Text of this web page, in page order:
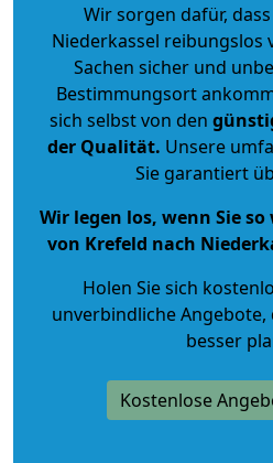
Wir sorgen dafür,
Niederkassel reibungslos
Sachen sicher und
Bestimmungsort
sich selbst von den
der Qualität. Unsere
Sie garantiert
Wir legen los, wenn Sie
von Krefeld nach
Holen Sie sich
unverbindliche Angebote,
besser
Kostenlose